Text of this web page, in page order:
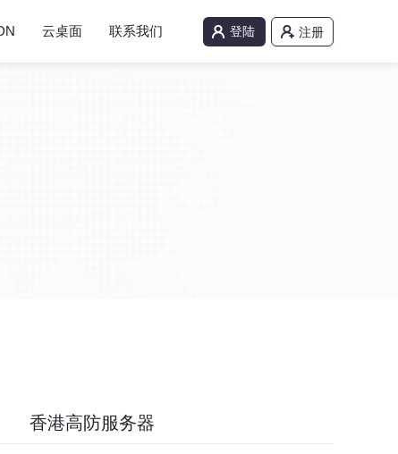
云桌面 联系我们 登陆 注册
香港高防服务器